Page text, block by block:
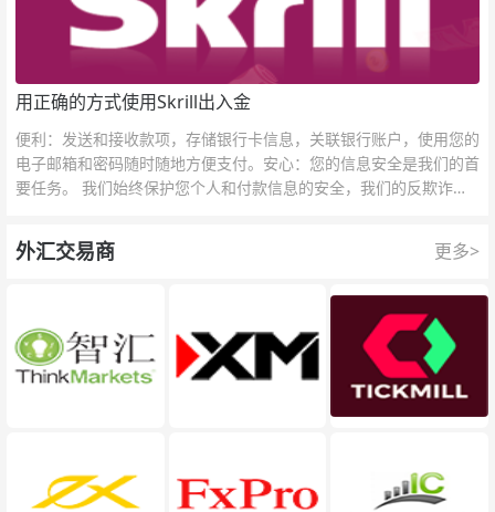
用正确的方式使用Skrill出入金
便利：发送和接收款项，存储银行卡信息，关联银行账户，使用您的
电子邮箱和密码随时随地方便支付。安心：您的信息安全是我们的首
要任务。 我们始终保护您个人和付款信息的安全，我们的反欺诈团
外汇交易商 更多>